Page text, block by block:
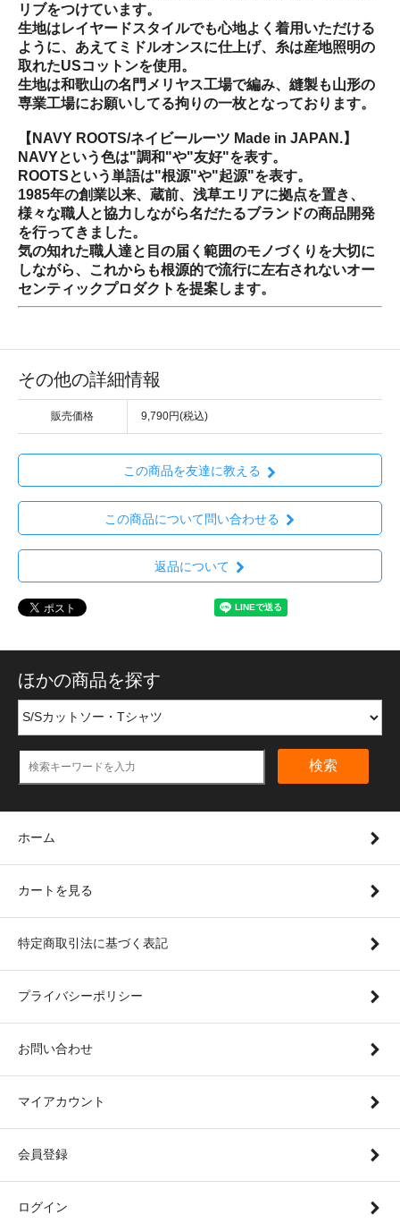
リブをつけています。
生地はレイヤードスタイルでも心地よく着用いただける
ように、あえてミドルオンスに仕上げ、糸は産地照明の
取れたUSコットンを使用。
生地は和歌山の名門メリヤス工場で編み、縫製も山形の
専業工場にお願いしてる拘りの一枚となっております。
【NAVY ROOTS/ネイビールーツ Made in JAPAN.】
NAVYという色は"調和"や"友好"を表す。
ROOTSという単語は"根源"や"起源"を表す。
1985年の創業以来、蔵前、浅草エリアに拠点を置き、
様々な職人と協力しながら名だたるブランドの商品開発
を行ってきました。
気の知れた職人達と目の届く範囲のモノづくりを大切に
しながら、これからも根源的で流行に左右されないオー
センティックプロダクトを提案します。
その他の詳細情報
販売価格 9,790円(税込)
この商品を友達に教える
この商品について問い合わせる
返品について
ほかの商品を探す
検索
ホーム
カートを見る
特定商取引法に基づく表記
プライバシーポリシー
お問い合わせ
マイアカウント
会員登録
ログイン